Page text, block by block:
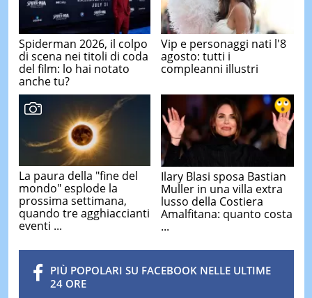
Spiderman 2026, il colpo
di scena nei titoli di coda
del film: lo hai notato
anche tu?
Vip e personaggi nati l'8
agosto: tutti i
compleanni illustri
La paura della "fine del
mondo" esplode la
prossima settimana,
quando tre agghiaccianti
eventi ...
Ilary Blasi sposa Bastian
Muller in una villa extra
lusso della Costiera
Amalfitana: quanto costa
...
PIÙ POPOLARI SU FACEBOOK NELLE ULTIME
24 ORE